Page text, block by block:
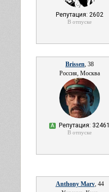
Репутация: 2602
В отпуске
Brissen, 38
Россия, Москва
А Репутация: 32461
В отпуске
Anthony Marv, 44